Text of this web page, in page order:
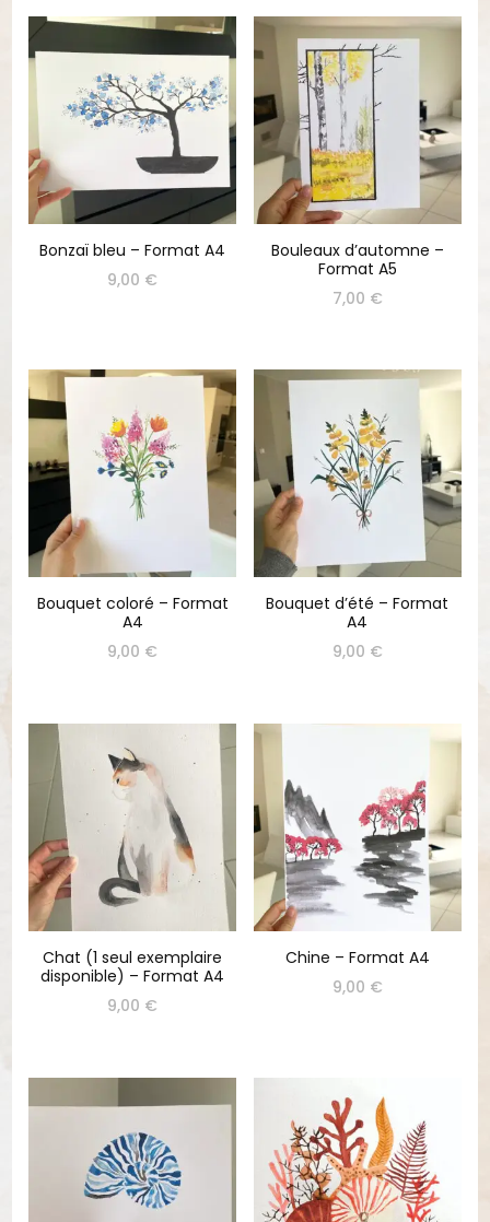
Bonzaï bleu – Format A4
9,00 €
Bouleaux d’automne –
Format A5
7,00 €
Bouquet coloré – Format
A4
9,00 €
Bouquet d’été – Format
A4
9,00 €
Chat (1 seul exemplaire
disponible) – Format A4
9,00 €
Chine – Format A4
9,00 €